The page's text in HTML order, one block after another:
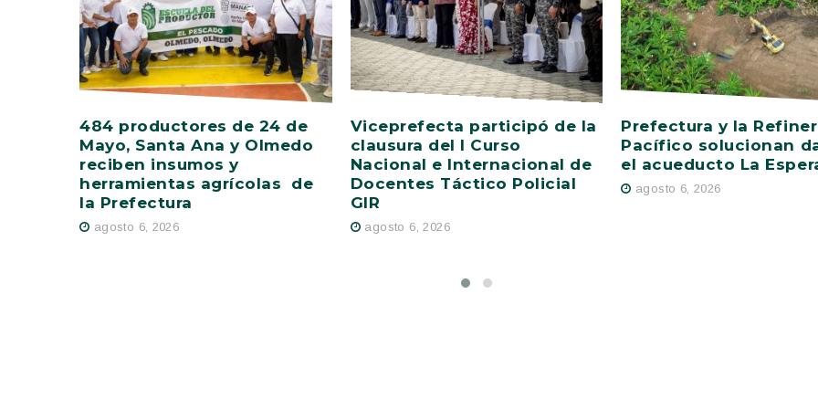
484 productores de 24 de
Mayo, Santa Ana y Olmedo
reciben insumos y
herramientas agrícolas de
la Prefectura
agosto 6, 2026
Viceprefecta participó de la
clausura del I Curso
Nacional e Internacional de
Docentes Táctico Policial
GIR
agosto 6, 2026
Prefectura y la
Pacífico solucionan
el acueducto La
agosto 6, 2026